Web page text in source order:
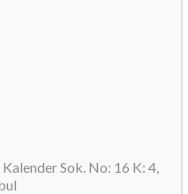
Sok. No: 16 K: 4,